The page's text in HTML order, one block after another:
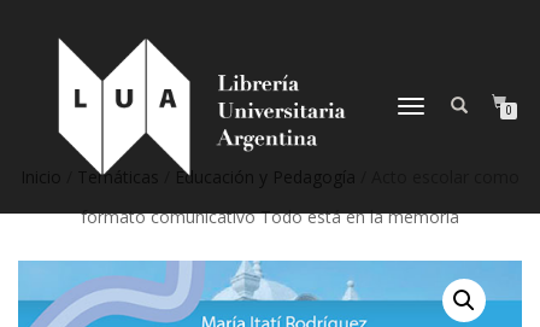
NAVEGACIÓN
0
Temáticas Educación y Pedagogía
formato comunicativo Todo está en la memoria